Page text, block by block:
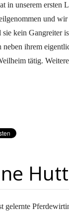
in unserem ersten
und
kein Gangreiter
neben ihrem
tätig.
gelernte